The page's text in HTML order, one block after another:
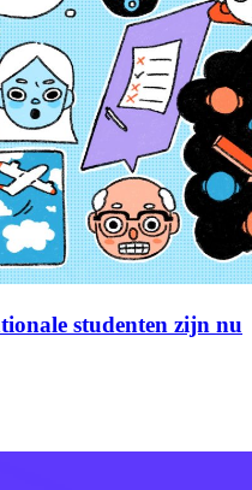
studenten zijn nu